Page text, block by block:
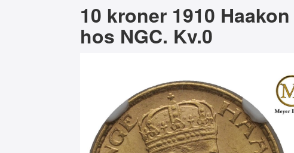
10 kroner 1910
hos NGC. Kv.0